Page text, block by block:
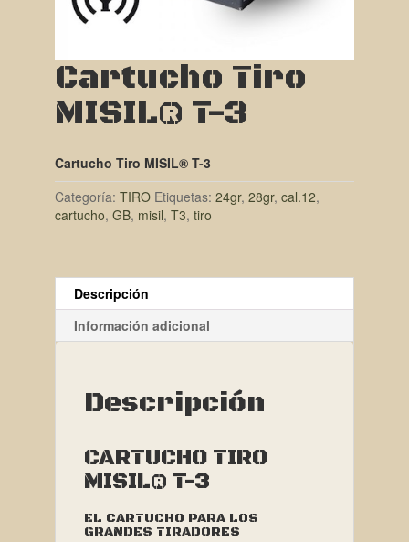
Cartucho Tiro
MISIL® T-3
Cartucho Tiro MISIL® T-3
Categoría: TIRO Etiquetas: 24gr, 28gr, cal.12,
cartucho, GB, misil, T3, tiro
Descripción
Información adicional
Descripción
CARTUCHO TIRO
MISIL® T-3
EL CARTUCHO PARA LOS
GRANDES TIRADORES